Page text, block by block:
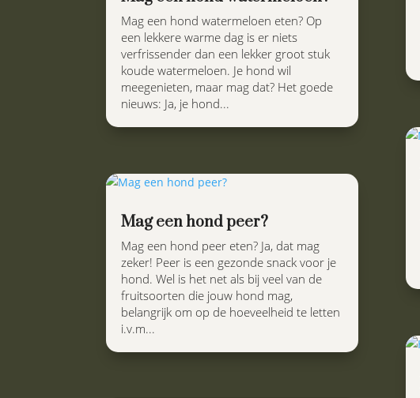
Mag een hond watermeloen eten? Op
een lekkere warme dag is er niets
verfrissender dan een lekker groot stuk
koude watermeloen. Je hond wil
meegenieten, maar mag dat? Het goede
nieuws: Ja, je hond...
Mag een hond peer?
Mag een hond peer eten? Ja, dat mag
zeker! Peer is een gezonde snack voor je
hond. Wel is het net als bij veel van de
fruitsoorten die jouw hond mag,
belangrijk om op de hoeveelheid te letten
i.v.m...